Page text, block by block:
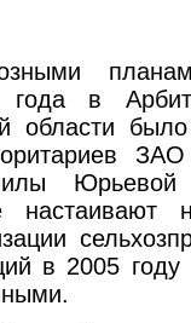
в
области
в 2005